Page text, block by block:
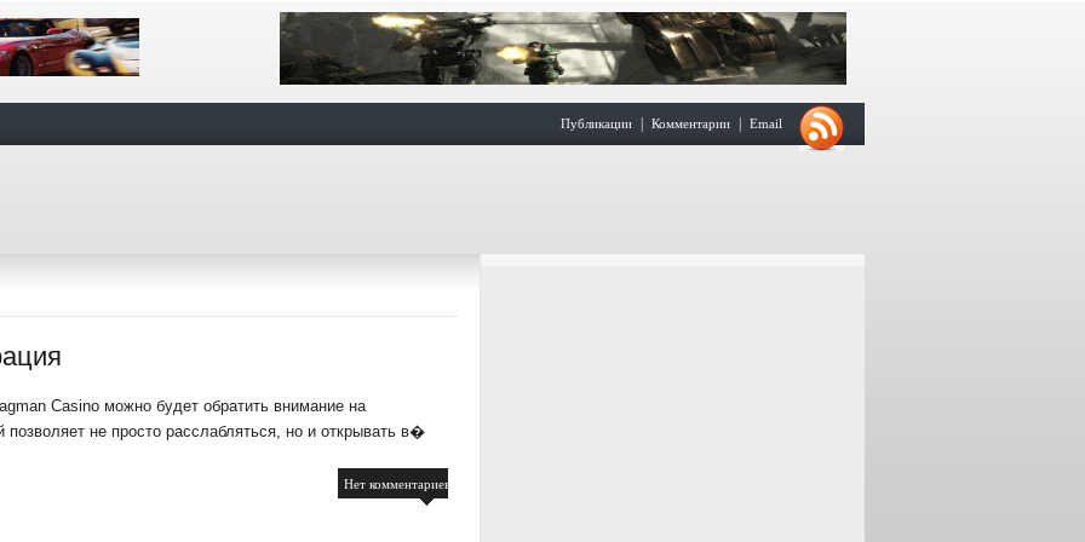
Публикации Комментарии Email
Casino можно будет обратить внимание на
не просто расслабляться, но и открывать в�
Нет комментариев